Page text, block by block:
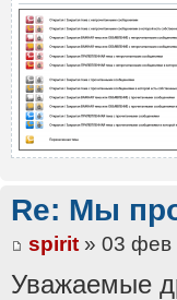
Re: Мы
spirit » 03 фев
Уважаемые